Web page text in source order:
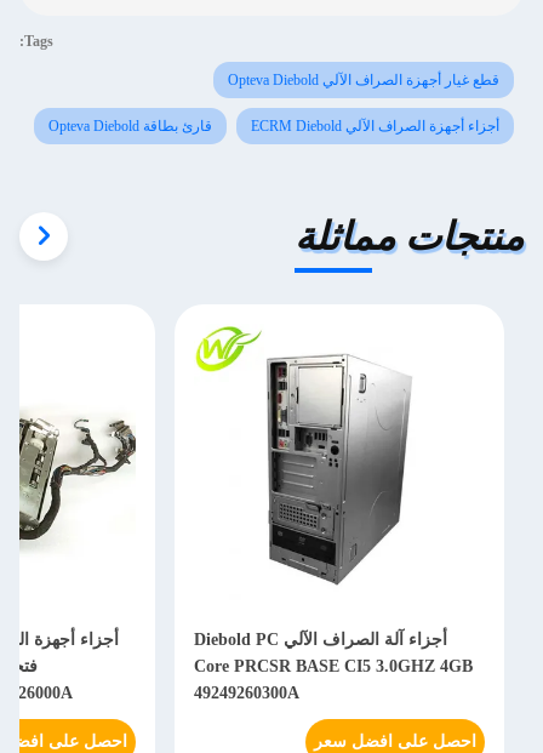
Tags:
قطع غيار أجهزة الصراف الآلي Opteva Diebold
أجزاء أجهزة الصراف الآلي ECRM Diebold قارئ بطاقة Opteva Diebold
منتجات مماثلة
أجزاء آلة الصراف الآلي Diebold PC
Core PRCSR BASE CI5 3.0GHZ 4GB
49249260300A
احصل على افضل سعر
أجزاء أجهزة
26000A
احصل على